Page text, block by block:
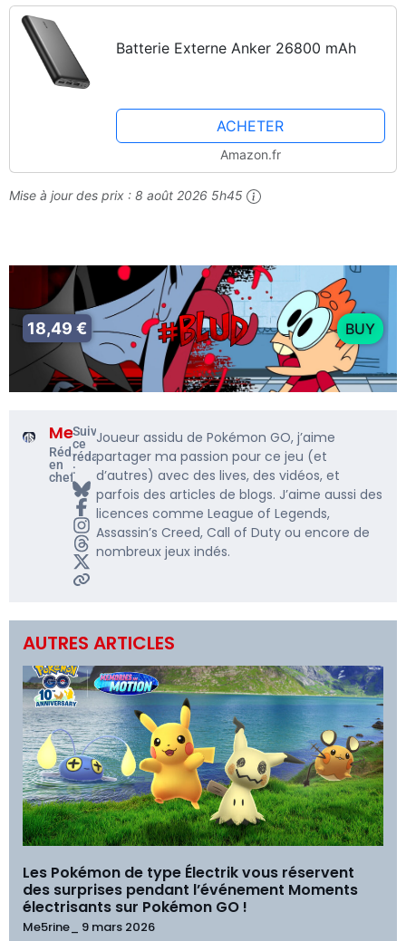
Batterie Externe Anker 26800 mAh
ACHETER
Amazon.fr
Mise à jour des prix : 8 août 2026 5h45
18,49 € BUY
Me5rine_
Rédacteur
en
chef
Suivre
ce
rédacteur
:
Joueur assidu de Pokémon GO, j’aime
partager ma passion pour ce jeu (et
d’autres) avec des lives, des vidéos, et
parfois des articles de blogs. J’aime aussi des
licences comme League of Legends,
Assassin’s Creed, Call of Duty ou encore de
nombreux jeux indés.
AUTRES ARTICLES
Les Pokémon de type Électrik vous réservent
des surprises pendant l’événement Moments
électrisants sur Pokémon GO !
Me5rine_ 9 mars 2026